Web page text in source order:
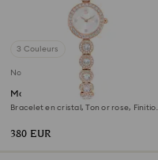
3 Couleurs
Nouveau
Montre Una Angelic
Bracelet en cristal, Ton or rose, Finition
380 EUR